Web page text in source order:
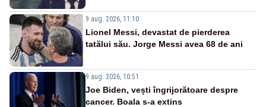
9 aug. 2026, 11:10
Lionel Messi, devastat de pierderea
tatălui său. Jorge Messi avea 68 de ani
9 aug. 2026, 10:51
Joe Biden, vești îngrijorătoare despre
cancer. Boala s-a extins